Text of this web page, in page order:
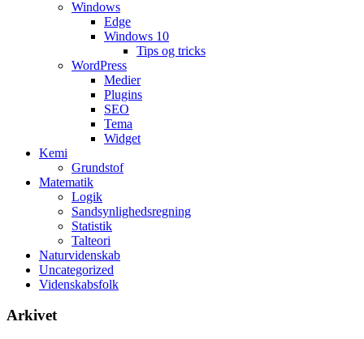
Windows
Edge
Windows 10
Tips og tricks
WordPress
Medier
Plugins
SEO
Tema
Widget
Kemi
Grundstof
Matematik
Logik
Sandsynlighedsregning
Statistik
Talteori
Naturvidenskab
Uncategorized
Videnskabsfolk
Arkivet